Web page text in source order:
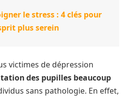
le stress : 4 clés pour
plus serein
victimes de dépression
des pupilles beaucoup
sans pathologie. En effet,